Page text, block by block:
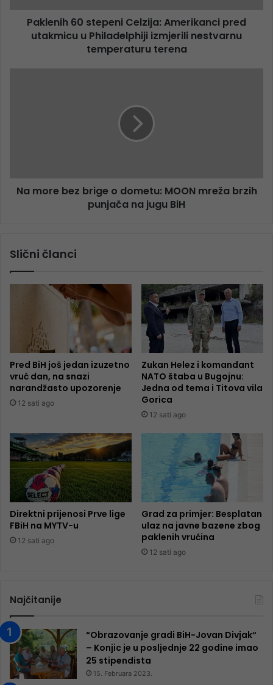
Paklenih 60 stepeni Celzija: Amerikanci pred
utakmicu u Philadelphiji izmjerili nestvarnu
temperaturu terena
Na more bez brige o dometu: MOON mreža brzih
punjača na jugu BiH
Slični članci
Pred BiH još jedan izuzetno
vruć dan, na snazi
narandžasto upozorenje
12 sati ago
Zukan Helez i komandant
NATO štaba u Bugojnu:
Jedna od tema i Titova vila
Gorica
12 sati ago
Direktni prijenosi Prve lige
FBiH na MYTV-u
12 sati ago
Grad za primjer: Besplatan
ulaz na javne bazene zbog
paklenih vrućina
12 sati ago
Najčitanije
“Obrazovanje gradi BiH-Jovan Divjak“
– Konjic je u posljednje 22 godine imao
25 ​​stipendista
15. Februara 2023.